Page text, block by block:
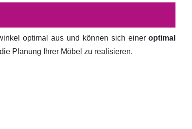
optimal aus und können sich eineroptimal
Planung Ihrer Möbel zu realisieren.